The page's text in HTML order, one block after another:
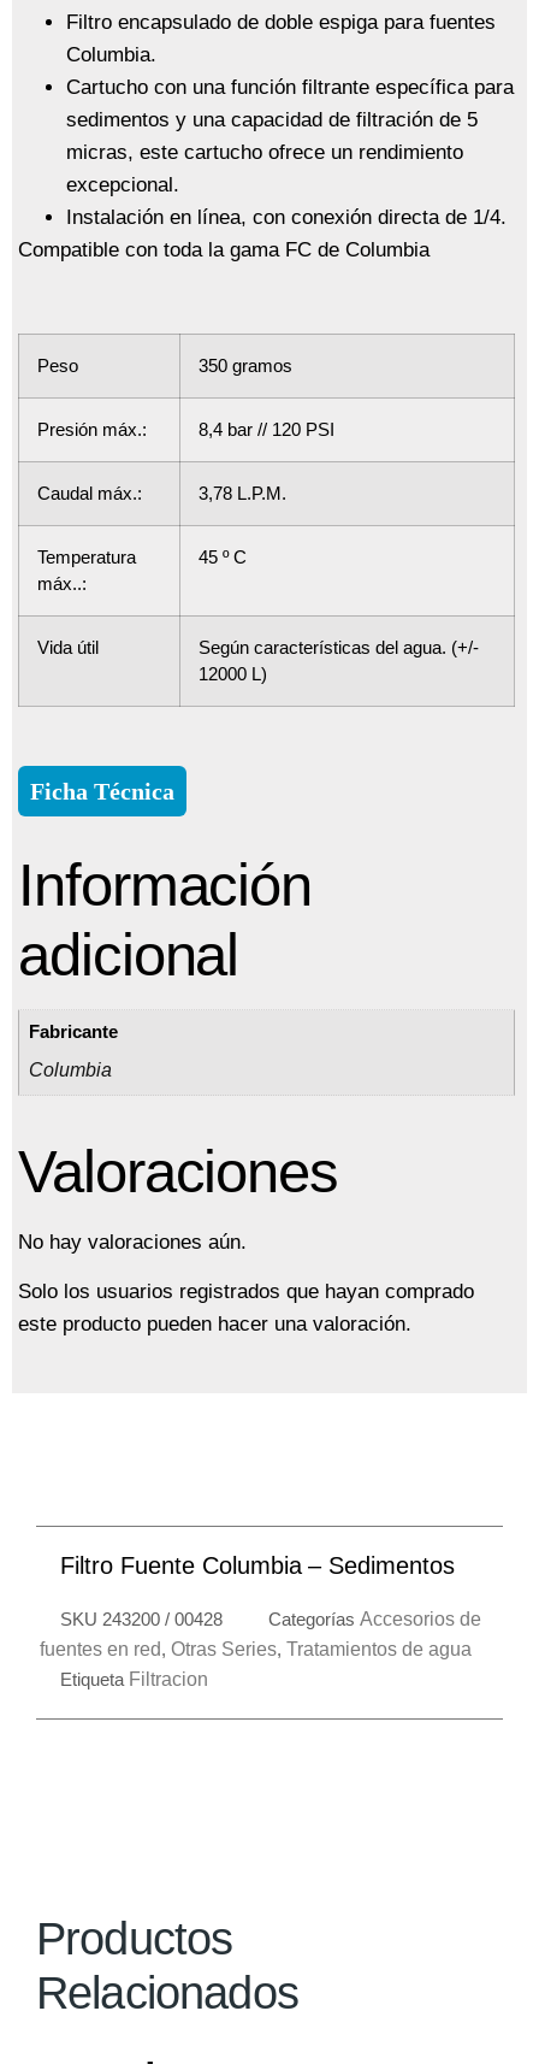
Filtro encapsulado de doble espiga para fuentes
Columbia.
Cartucho con una función filtrante específica para
sedimentos y una capacidad de filtración de 5
micras, este cartucho ofrece un rendimiento
excepcional.
Instalación en línea, con conexión directa de 1/4.
Compatible con toda la gama FC de Columbia
Peso 350 gramos
Presión máx.: 8,4 bar // 120 PSI
Caudal máx.: 3,78 L.P.M.
Temperatura
máx..:
45 º C
Vida útil
Según características del agua. (+/-
12000 L)
Ficha Técnica
Información
adicional
Fabricante
Columbia
Valoraciones
No hay valoraciones aún.
Solo los usuarios registrados que hayan comprado
este producto pueden hacer una valoración.
Filtro Fuente Columbia – Sedimentos
SKU 243200 / 00428 Categorías Accesorios de
fuentes en red, Otras Series, Tratamientos de agua
Etiqueta Filtracion
Productos
Relacionados